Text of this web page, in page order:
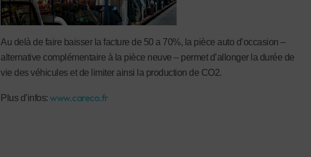
Au delà de faire baisser la facture de 50 a 70%, la pièce auto d’occasion –
alternative complémentaire à la pièce neuve – permet d’allonger la durée de
vie des véhicules et de limiter ainsi la production de CO2.
Plus d’infos: www.careco.fr